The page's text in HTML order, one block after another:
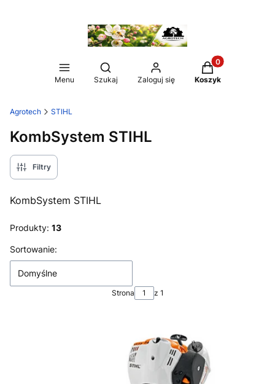
Menu
Otwórz wyszukiwarkę
Szukaj Zaloguj się
Produkty w
Koszyk
Agrotech STIHL
KombSystem STIHL
Filtry
KombSystem STIHL
Produkty: 13
Lista produktów
Sortowanie:
Domyślne
Strona z 1